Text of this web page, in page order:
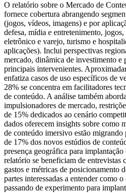
O relatório sobre o Mercado de
fornece cobertura abrangendo
(jogos, vídeos, imagens) e por
defesa, mídia e entretenimento,
eletrônico e varejo, turismo e
aplicações). Inclui perspectivas
mercado, dinâmica de investimento e
principais intervenientes.
enfatiza casos de uso específicos de
28% se concentra em facilitadores
de conteúdo. A análise também
impulsionadores de mercado,
de 15% dedicados ao cenário
dados oferecem insights sobre como
de conteúdo imersivo estão
de 17% dos novos estúdios de
presença geográfica para
relatório se beneficiam de entrevistas
gastos e métricas de posicionamento
partes interessadas a entender como
passando de experimento para